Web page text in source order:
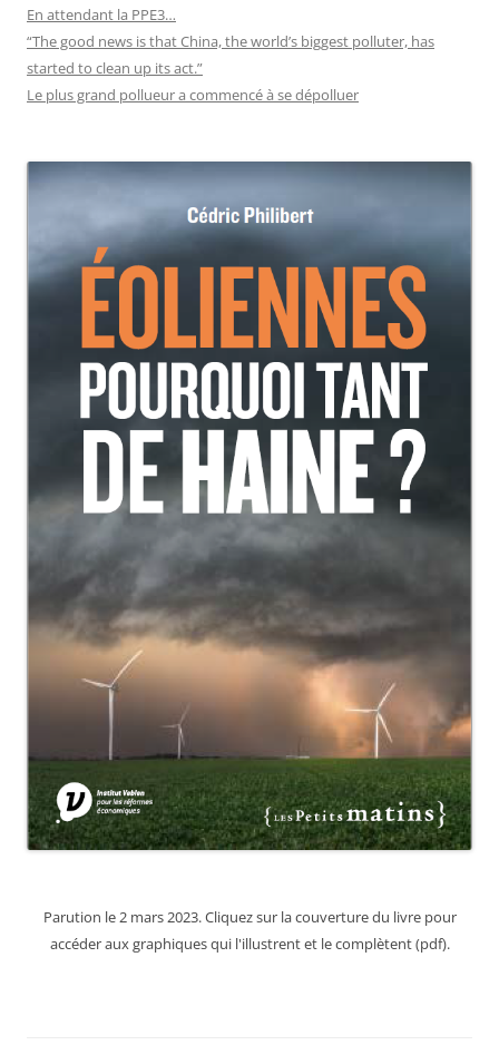
En attendant la PPE3…
“The good news is that China, the world’s biggest polluter, has
started to clean up its act.”
Le plus grand pollueur a commencé à se dépolluer
Parution le 2 mars 2023. Cliquez sur la couverture du livre pour
accéder aux graphiques qui l'illustrent et le complètent (pdf).